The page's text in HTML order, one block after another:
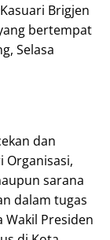
Brigjen
bertempat
Selasa
dan
Organisasi,
sarana
dalam tugas
Wakil Presiden